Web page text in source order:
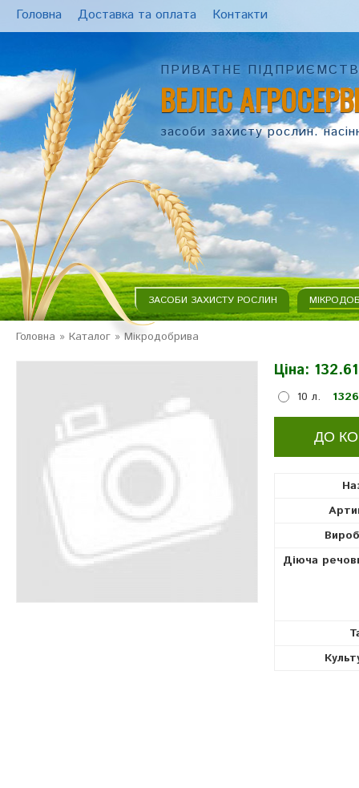
ПРИВАТНЕ
ВЕЛЕС
засоби захисту рослин.
Головна Доставка та оплата Контакти
ЗАСОБИ ЗАХИСТУ РОСЛИН
Головна » Каталог » Мікродобрива
Ціна:
10 л.
Діюча